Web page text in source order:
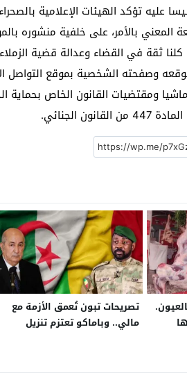
عليه تؤكد الهيئات الإعلامية
المعني بالأمر، على خلفية منشوره
ثقة في القضاء وعدالة قضية
وصفحته الشخصية بموقع
ومقتضيات القانون الخاص بحماية
الجنائي.
تصريحات تبون تُعمق الأزمة مع
مالي.. وباماكو تعتزم تنزيل